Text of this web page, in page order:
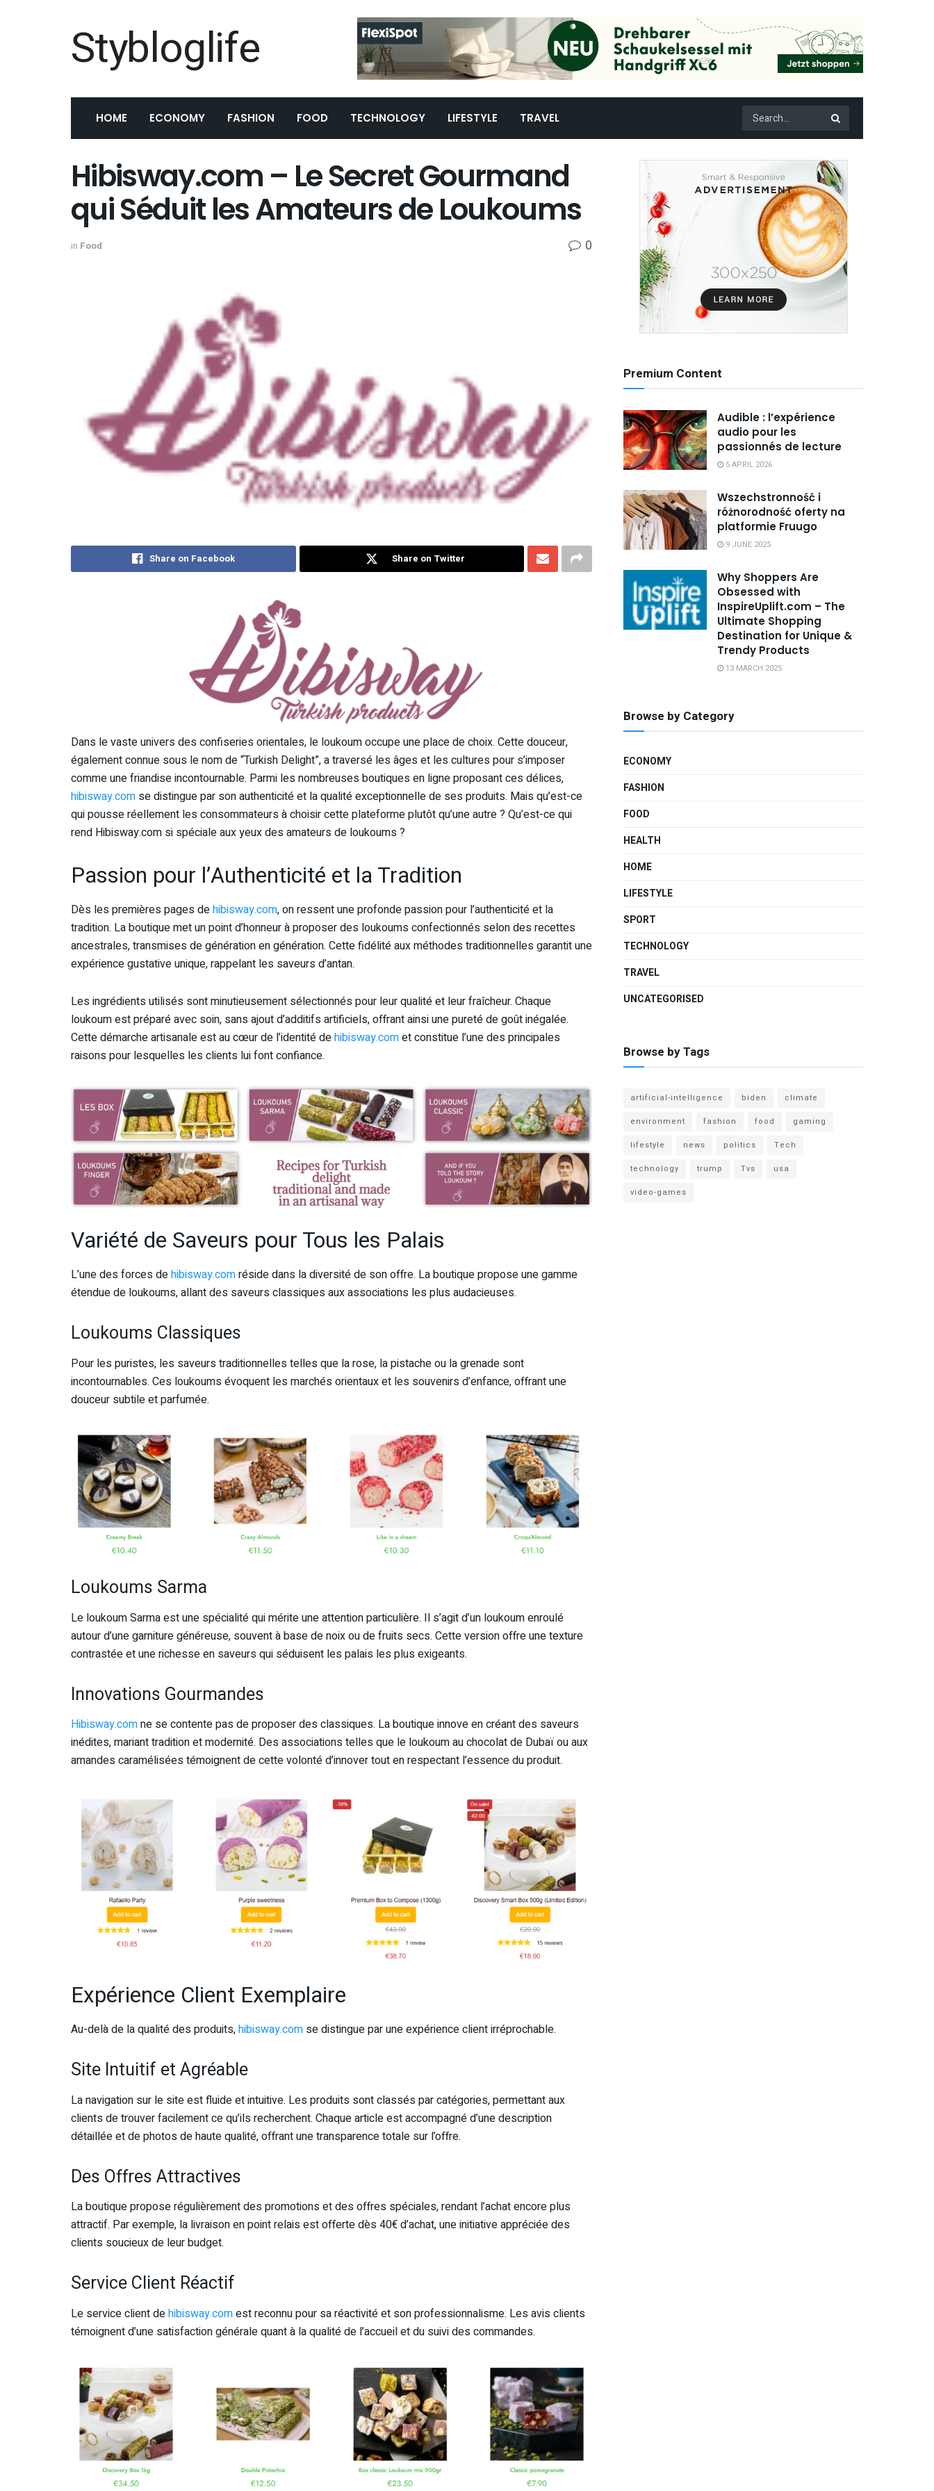
Stybloglife
HOME ECONOMY FASHION FOOD TECHNOLOGY LIFESTYLE TRAVEL
Hibisway.com – Le Secret Gourmand
qui Séduit les Amateurs de Loukoums
in Food 0
Share on Facebook Share on Twitter
Dans le vaste univers des confiseries orientales, le loukoum occupe une place de choix. Cette douceur,
également connue sous le nom de “Turkish Delight”, a traversé les âges et les cultures pour s’imposer
comme une friandise incontournable. Parmi les nombreuses boutiques en ligne proposant ces délices,
hibisway.com se distingue par son authenticité et la qualité exceptionnelle de ses produits. Mais qu’est-ce
qui pousse réellement les consommateurs à choisir cette plateforme plutôt qu’une autre ? Qu’est-ce qui
rend Hibisway.com si spéciale aux yeux des amateurs de loukoums ?
Passion pour l’Authenticité et la Tradition
Dès les premières pages dehibisway.com, on ressent une profonde passion pour l’authenticité et la
tradition. La boutique met un point d’honneur à proposer des loukoums confectionnés selon des recettes
ancestrales, transmises de génération en génération. Cette fidélité aux méthodes traditionnelles garantit une
expérience gustative unique, rappelant les saveurs d’antan.
Les ingrédients utilisés sont minutieusement sélectionnés pour leur qualité et leur fraîcheur. Chaque
loukoum est préparé avec soin, sans ajout d’additifs artificiels, offrant ainsi une pureté de goût inégalée.
Cette démarche artisanale est au cœur de l’identité dehibisway.comet constitue l’une des principales
raisons pour lesquelles les clients lui font confiance.
Variété de Saveurs pour Tous les Palais
L’une des forces dehibisway.comréside dans la diversité de son offre. La boutique propose une gamme
étendue de loukoums, allant des saveurs classiques aux associations les plus audacieuses.
Loukoums Classiques
Pour les puristes, les saveurs traditionnelles telles que la rose, la pistache ou la grenade sont
incontournables. Ces loukoums évoquent les marchés orientaux et les souvenirs d’enfance, offrant une
douceur subtile et parfumée.
Loukoums Sarma
Le loukoum Sarma est une spécialité qui mérite une attention particulière. Il s’agit d’un loukoum enroulé
autour d’une garniture généreuse, souvent à base de noix ou de fruits secs. Cette version offre une texture
contrastée et une richesse en saveurs qui séduisent les palais les plus exigeants.
Innovations Gourmandes
Hibisway.comne se contente pas de proposer des classiques. La boutique innove en créant des saveurs
inédites, mariant tradition et modernité. Des associations telles que le loukoum au chocolat de Dubaï ou aux
amandes caramélisées témoignent de cette volonté d’innover tout en respectant l’essence du produit.
Expérience Client Exemplaire
Au-delà de la qualité des produits,hibisway.com se distingue par une expérience client irréprochable.
Site Intuitif et Agréable
La navigation sur le site est fluide et intuitive. Les produits sont classés par catégories, permettant aux
clients de trouver facilement ce qu’ils recherchent. Chaque article est accompagné d’une description
détaillée et de photos de haute qualité, offrant une transparence totale sur l’offre.
Des Offres Attractives
La boutique propose régulièrement des promotions et des offres spéciales, rendant l’achat encore plus
attractif. Par exemple, la livraison en point relais est offerte dès 40€ d’achat, une initiative appréciée des
clients soucieux de leur budget.
Service Client Réactif
Le service client dehibisway.comest reconnu pour sa réactivité et son professionnalisme. Les avis clients
témoignent d’une satisfaction générale quant à la qualité de l’accueil et du suivi des commandes.
Premium Content
Audible : l’expérience
audio pour les
passionnés de lecture
5 APRIL 2026
Wszechstronność i
różnorodność oferty na
platformie Fruugo
9 JUNE 2025
Why Shoppers Are
Obsessed with
InspireUplift.com – The
Ultimate Shopping
Destination for Unique &
Trendy Products
13 MARCH 2025
Browse by Category
ECONOMY
FASHION
FOOD
HEALTH
HOME
LIFESTYLE
SPORT
TECHNOLOGY
TRAVEL
UNCATEGORISED
Browse by Tags
artificial-intelligence biden
climate
environment
fashion food
gaming
lifestyle
news politics
Tech
technology
trump Tvs
usa
video-games